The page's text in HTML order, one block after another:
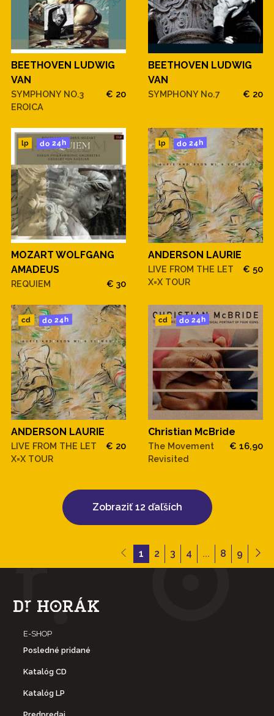
BEETHOVEN LUDWIG
VAN
SYMPHONY NO.3
EROICA
€ 20
BEETHOVEN LUDWIG
VAN
SYMPHONY No.7 € 20
lp do 24h
MOZART WOLFGANG
AMADEUS
REQUIEM € 30
lp do 24h
ANDERSON LAURIE
LIVE FROM THE LET
X=X TOUR
€ 50
cd do 24h
ANDERSON LAURIE
LIVE FROM THE LET
X=X TOUR
€ 20
cd do 24h
Christian McBride
The Movement
Revisited
€ 16,90
Zobraziť 12 ďaľších
1 2 3 4 ... 8 9
E-SHOP
Posledné pridané
Katalóg CD
Katalóg LP